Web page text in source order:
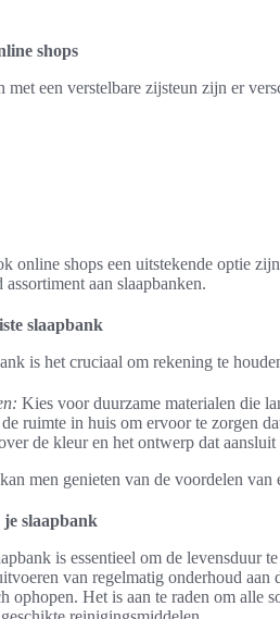
shops
met een verstelbare zijsteun zijn er
online shops een uitstekende optie
aan slaapbanken.
slaapbank
is het cruciaal om rekening te
Kies voor duurzame materialen die
ruimte in huis om ervoor te zorgen
de kleur en het ontwerp dat
men genieten van de voordelen
slaapbank
is essentieel om de levensduur
van regelmatig onderhoud aan
ophopen. Het is aan te raden om alle